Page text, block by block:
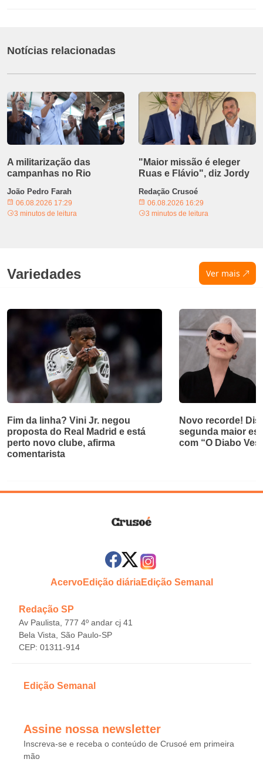
Notícias relacionadas
A militarização das
campanhas no Rio
João Pedro Farah
06.08.2026 17:29
3 minutos de leitura
"Maior missão é eleger
Ruas e Flávio", diz Jordy
Redação Crusoé
06.08.2026 16:29
3 minutos de leitura
Variedades Ver mais
Fim da linha? Vini Jr. negou
proposta do Real Madrid e está
perto novo clube, afirma
comentarista
Novo recorde!
segunda maior
com “O Diabo
AcervoEdição diáriaEdição Semanal
Redação SP
Av Paulista, 777 4º andar cj 41
Bela Vista, São Paulo-SP
CEP: 01311-914
Edição Semanal
Assine nossa newsletter
Inscreva-se e receba o conteúdo de Crusoé em primeira
mão